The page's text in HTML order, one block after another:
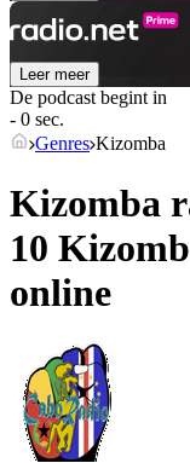
Leer meer
De podcast begint in
- 0 sec.
Genres Kizomba
Kizomba
10
online